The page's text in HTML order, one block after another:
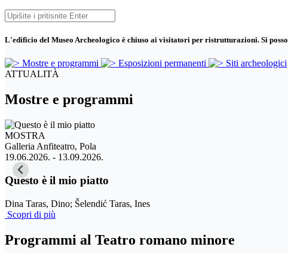
L'edificio del Museo Archeologico è chiuso ai visitatori per ristrutturazioni. Si
Mostre e programmi Esposizioni permanenti
Siti archeologici
ATTUALITÀ
Mostre e programmi
MOSTRA
Tempio di Augusto, Pola
15.06.2026. - 13.09.2026.
Pola e Istria - Terre d'amore
Bellaspiga, Lucia
Scopri di più
Programmi al Teatro romano minore